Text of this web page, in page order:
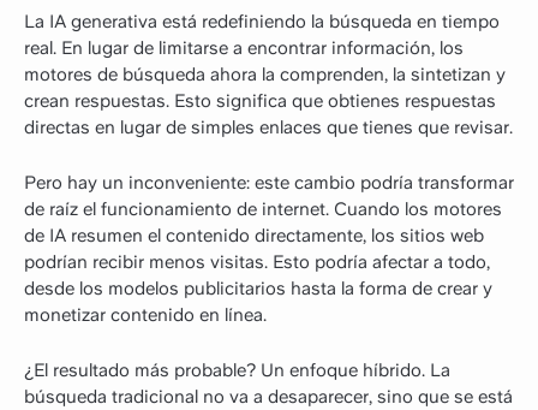
La IA generativa está redefiniendo la búsqueda en tiempo
real. En lugar de limitarse a encontrar información, los
motores de búsqueda ahora la comprenden, la sintetizan y
crean respuestas. Esto significa que obtienes respuestas
directas en lugar de simples enlaces que tienes que revisar.
Pero hay un inconveniente: este cambio podría transformar
de raíz el funcionamiento de internet. Cuando los motores
de IA resumen el contenido directamente, los sitios web
podrían recibir menos visitas. Esto podría afectar a todo,
desde los modelos publicitarios hasta la forma de crear y
monetizar contenido en línea.
¿El resultado más probable? Un enfoque híbrido. La
búsqueda tradicional no va a desaparecer, sino que se está